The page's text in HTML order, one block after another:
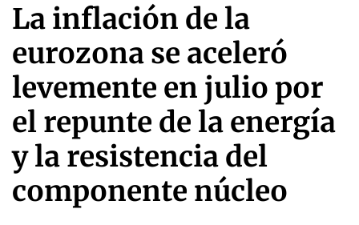
La inflación de la
eurozona se aceleró
levemente en julio por
el repunte de la energía
y la resistencia del
componente núcleo